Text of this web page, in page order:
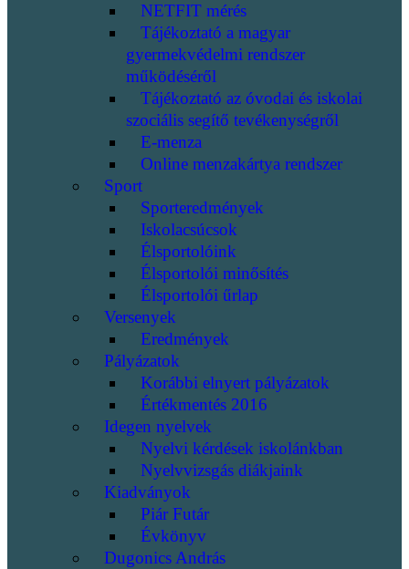
NETFIT mérés
Tájékoztató a magyar
gyermekvédelmi rendszer
működéséről
Tájékoztató az óvodai és iskolai
szociális segítő tevékenységről
E-menza
Online menzakártya rendszer
Sport
Sporteredmények
Iskolacsúcsok
Élsportolóink
Élsportolói minősítés
Élsportolói űrlap
Versenyek
Eredmények
Pályázatok
Korábbi elnyert pályázatok
Értékmentés 2016
Idegen nyelvek
Nyelvi kérdések iskolánkban
Nyelvvizsgás diákjaink
Kiadványok
Piár Futár
Évkönyv
Dugonics András